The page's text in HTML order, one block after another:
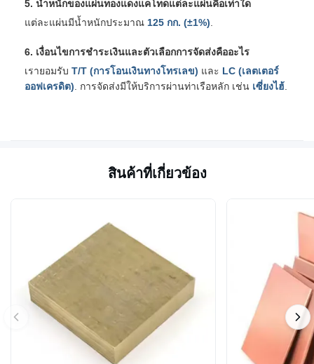
5. น้ำหนักของแผ่นทองแดงแคโทดแต่ละแผ่นคือเท่าใด
แต่ละแผ่นมีน้ำหนักประมาณ 125 กก. (±1%).
6. เงื่อนไขการชำระเงินและตัวเลือกการจัดส่งคืออะไร
เรายอมรับ T/T (การโอนเงินทางโทรเลข) และ LC (เลตเตอร์
ออฟเครดิต). การจัดส่งมีให้บริการผ่านท่าเรือหลัก เช่น เซี่ยงไฮ้.
สินค้าที่เกี่ยวข้อง